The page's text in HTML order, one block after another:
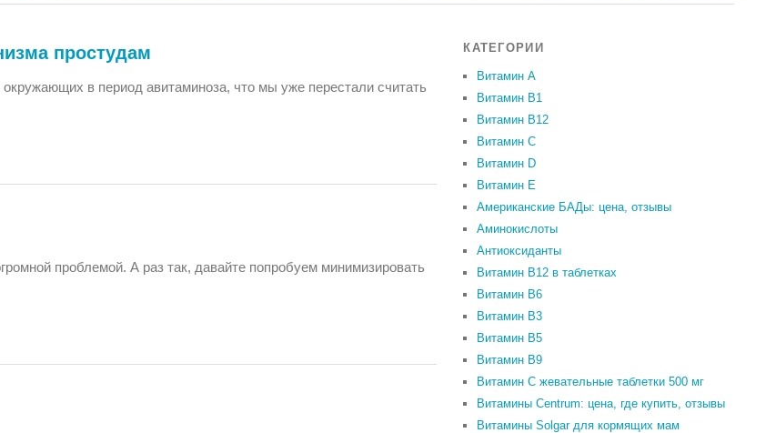
простудам
в период авитаминоза, что мы уже перестали считать
проблемой. А раз так, давайте попробуем минимизировать
КАТЕГОРИИ
Витамин A
Витамин B1
Витамин B12
Витамин C
Витамин D
Витамин Е
Американские БАДы: цена, отзывы
Аминокислоты
Антиоксиданты
Витамин B12 в таблетках
Витамин B6
Витамин В3
Витамин В5
Витамин В9
Витамин С жевательные таблетки 500 мг
Витамины Centrum: цена, где купить, отзывы
Витамины Solgar для кормящих мам